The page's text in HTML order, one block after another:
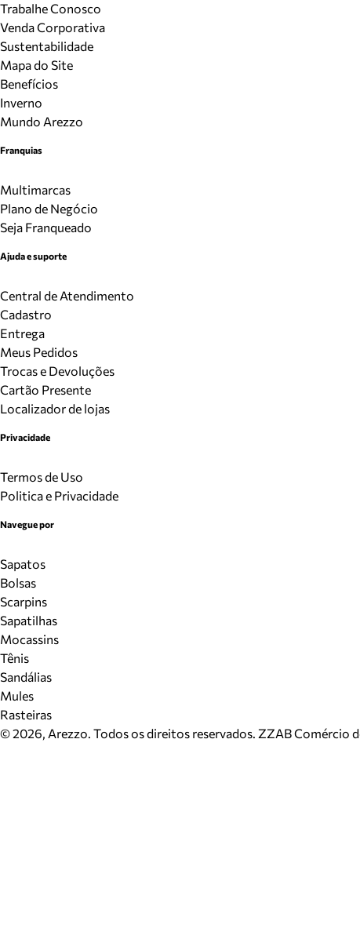
Trabalhe Conosco
Venda Corporativa
Sustentabilidade
Mapa do Site
Benefícios
Inverno
Mundo Arezzo
Franquias
Multimarcas
Plano de Negócio
Seja Franqueado
Ajuda e suporte
Central de Atendimento
Cadastro
Entrega
Meus Pedidos
Trocas e Devoluções
Cartão Presente
Localizador de lojas
Privacidade
Termos de Uso
Politica e Privacidade
Navegue por
Sapatos
Bolsas
Scarpins
Sapatilhas
Mocassins
Tênis
Sandálias
Mules
Rasteiras
©2026, Arezzo. Todos os direitos reservados. ZZAB Comércio